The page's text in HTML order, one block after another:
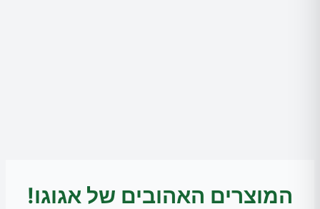
המוצרים האהובים של אגוגו!